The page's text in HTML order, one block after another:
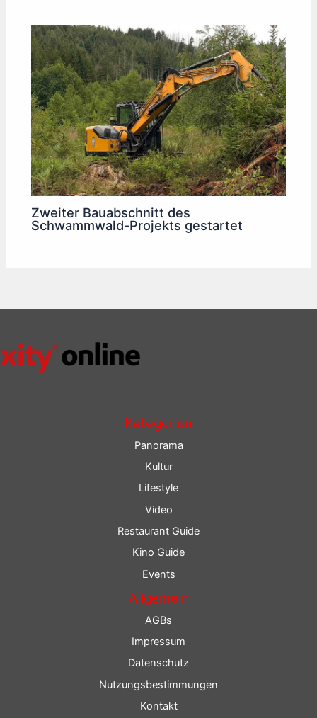
Zweiter Bauabschnitt des
Schwammwald-Projekts gestartet
Kategorien
Panorama
Kultur
Lifestyle
Video
Restaurant Guide
Kino Guide
Events
Allgemein
AGBs
Impressum
Datenschutz
Nutzungsbestimmungen
Kontakt